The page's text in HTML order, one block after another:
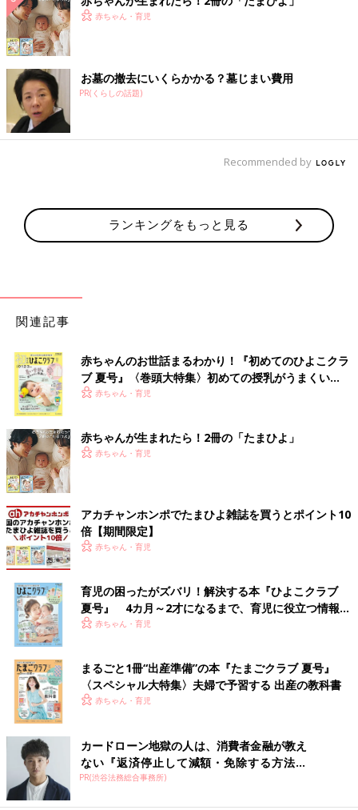
赤ちゃん・育児
お墓の撤去にいくらかかる？墓じまい費用
PR(くらしの話題)
Recommended by
ランキングをもっと見る
関連記事
赤ちゃんのお世話まるわかり！『初めてのひよこクラ
ブ 夏号』〈巻頭大特集〉初めての授乳がうまくい
く！ おっぱい・ミルクの基本と夏のトラブル 解決テ
赤ちゃん・育児
赤ちゃんが生まれたら！2冊の「たまひよ」
赤ちゃん・育児
アカチャンホンポでたまひよ雑誌を買うとポイント10
倍【期間限定】
赤ちゃん・育児
育児の困ったがズバリ！解決する本『ひよこクラブ
夏号』 4カ月～2才になるまで、育児に役立つ情報が
いっぱい！
赤ちゃん・育児
まるごと1冊“出産準備”の本『たまごクラブ 夏号』
〈スペシャル大特集〉夫婦で予習する 出産の教科書
赤ちゃん・育児
カードローン地獄の人は、消費者金融が教え
ない『返済停止して減額・免除する方法』
で...
PR(渋谷法務総合事務所)